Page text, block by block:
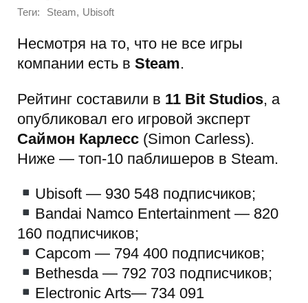
Теги: Steam, Ubisoft
Несмотря на то, что не все игры
компании есть в Steam.
Рейтинг составили в 11 Bit Studios, а
опубликовал его игровой эксперт
Саймон Карлесс (Simon Carless).
Ниже — топ-10 паблишеров в Steam.
Ubisoft — 930 548 подписчиков;
Bandai Namco Entertainment — 820
160 подписчиков;
Capcom — 794 400 подписчиков;
Bethesda — 792 703 подписчиков;
Electronic Arts— 734 091